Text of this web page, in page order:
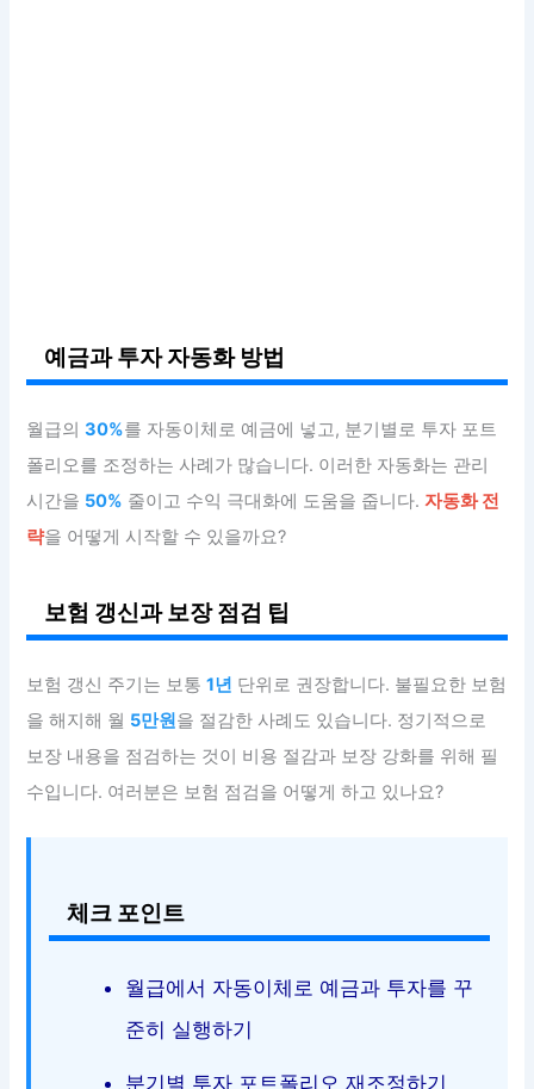
예금과 투자 자동화 방법
월급의30%를 자동이체로 예금에 넣고, 분기별로 투자 포트
폴리오를 조정하는 사례가 많습니다. 이러한 자동화는 관리
시간을 50% 줄이고 수익 극대화에 도움을 줍니다.자동화 전
략을 어떻게 시작할 수 있을까요?
보험 갱신과 보장 점검 팁
보험 갱신 주기는 보통1년 단위로 권장합니다. 불필요한 보험
을 해지해 월 5만원을 절감한 사례도 있습니다. 정기적으로
보장 내용을 점검하는 것이 비용 절감과 보장 강화를 위해 필
수입니다. 여러분은 보험 점검을 어떻게 하고 있나요?
체크 포인트
월급에서 자동이체로 예금과 투자를 꾸
준히 실행하기
분기별 투자 포트폴리오 재조정하기